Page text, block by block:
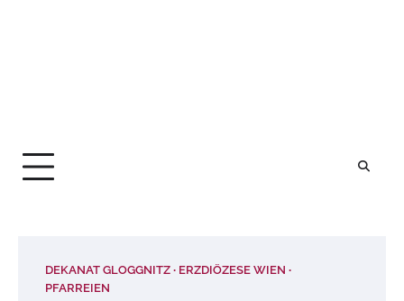
DEKANAT GLOGGNITZ
ERZDIÖZESE WIEN
PFARREIEN